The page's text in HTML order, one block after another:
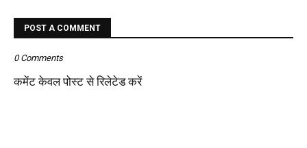
POST A COMMENT
0 Comments
कमेंट केवल पोस्ट से रिलेटेड करें